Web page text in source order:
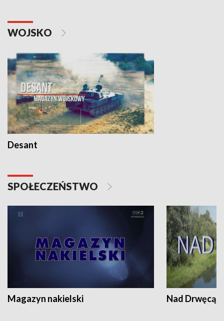
WOJSKO
Desant
SPOŁECZEŃSTWO
Magazyn nakielski Nad Drwęcą